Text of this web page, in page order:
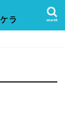
search